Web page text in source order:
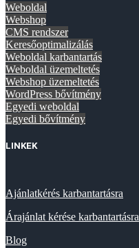
Weboldal
Webshop
CMS rendszer
Keresőoptimalizálás
Weboldal karbantartás
Weboldal üzemeltetés
Webshop üzemeltetés
WordPress bővítmény
Egyedi weboldal
Egyedi bővítmény
LINKEK
Ajánlatkérés karbantartásra
Árajánlat kérése karbantartásra
Blog